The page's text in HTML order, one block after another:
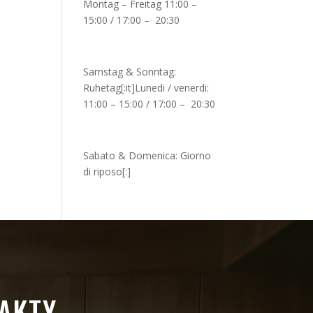
Montag – Freitag 11:00 –
15:00 / 17:00 – 20:30
Samstag & Sonntag:
Ruhetag[:it]Lunedi / venerdi:
11:00 – 15:00 / 17:00 – 20:30
Sabato & Domenica: Giorno
di riposo[:]